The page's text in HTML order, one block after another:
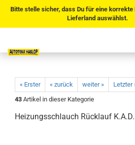
Bitte stelle sicher, dass Du für eine korrekte
Lieferland auswählst.
« Erster « zurück weiter »
Letzter
43 Artikel in dieser Kategorie
Heizungsschlauch Rücklauf